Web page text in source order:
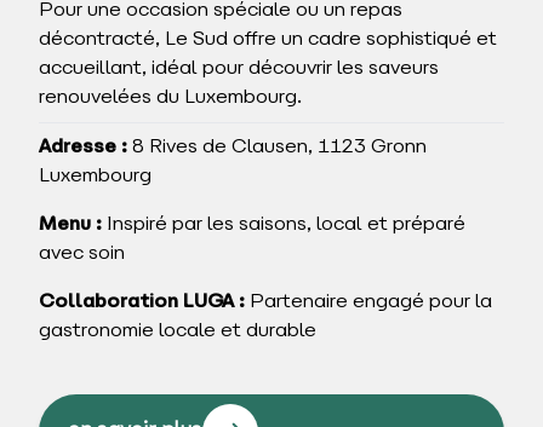
Pour une occasion spéciale ou un repas
décontracté, Le Sud offre un cadre sophistiqué et
accueillant, idéal pour découvrir les saveurs
renouvelées du Luxembourg.
Adresse : 8 Rives de Clausen, 1123 Gronn
Luxembourg
Menu : Inspiré par les saisons, local et préparé
avec soin
Collaboration LUGA : Partenaire engagé pour la
gastronomie locale et durable